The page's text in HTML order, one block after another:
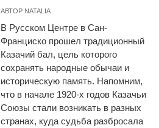
АВТОР NATALIA
В Русском Центре в Сан-
Франциско прошел традиционный
Казачий бал, цель которого
сохранять народные обычаи и
историческую память. Напомним,
что в начале 1920-х годов Казачьи
Союзы стали возникать в разных
странах, куда судьба разбросала